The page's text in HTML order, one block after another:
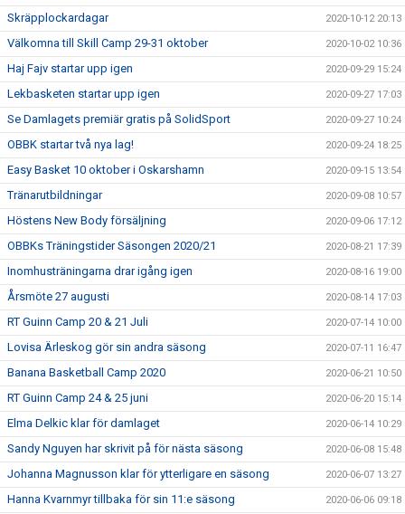
Skräpplockardagar 2020-10-12 20:13
Välkomna till Skill Camp 29-31 oktober 2020-10-02 10:36
Haj Fajv startar upp igen 2020-09-29 15:24
Lekbasketen startar upp igen 2020-09-27 17:03
Se Damlagets premiär gratis på SolidSport 2020-09-27 10:24
OBBK startar två nya lag! 2020-09-24 18:25
Easy Basket 10 oktober i Oskarshamn 2020-09-15 13:54
Tränarutbildningar 2020-09-08 10:57
Höstens New Body försäljning 2020-09-06 17:12
OBBKs Träningstider Säsongen 2020/21 2020-08-21 17:39
Inomhusträningarna drar igång igen 2020-08-16 19:00
Årsmöte 27 augusti 2020-08-14 17:03
RT Guinn Camp 20 & 21 Juli 2020-07-14 10:00
Lovisa Ärleskog gör sin andra säsong 2020-07-11 16:47
Banana Basketball Camp 2020 2020-06-21 10:50
RT Guinn Camp 24 & 25 juni 2020-06-20 15:14
Elma Delkic klar för damlaget 2020-06-14 10:29
Sandy Nguyen har skrivit på för nästa säsong 2020-06-08 15:48
Johanna Magnusson klar för ytterligare en säsong 2020-06-07 13:27
Hanna Kvarnmyr tillbaka för sin 11:e säsong 2020-06-06 09:18